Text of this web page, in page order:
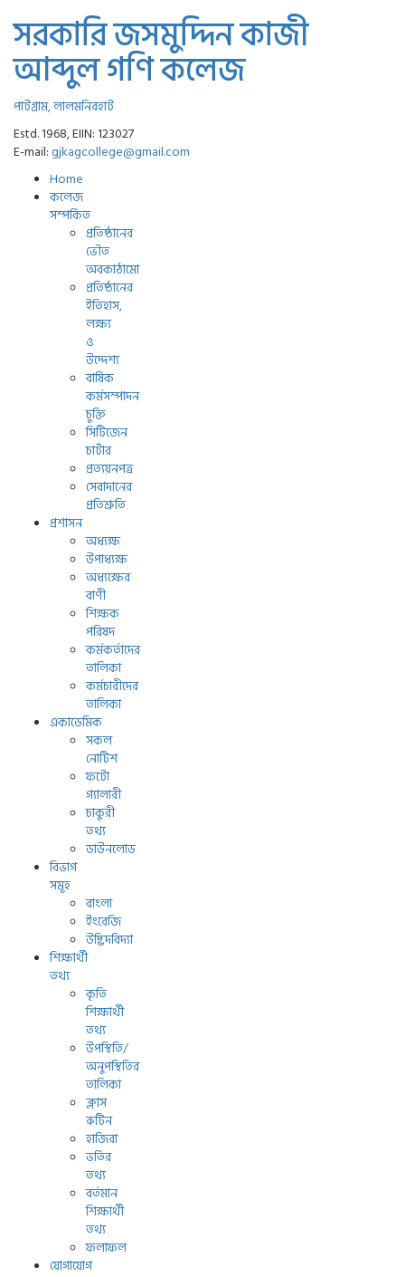
সরকারি জসমুদ্দিন কাজী
আব্দুল গণি কলেজ
পাটগ্রাম, লালমনিরহাট
Estd. 1968, EIIN: 123027
E-mail:gjkagcollege@gmail.com
Home
কলেজ
সম্পর্কিত
প্রতিষ্ঠানের
ভৌত
অবকাঠামো
প্রতিষ্ঠানের
ইতিহাস,
লক্ষ্য
ও
উদ্দেশ্য
বার্ষিক
কর্মসম্পাদন
চুক্তি
সিটিজেন
চার্টার
প্রত্যয়নপত্র
সেবাদানের
প্রতিশ্রুতি
প্রশাসন
অধ্যক্ষ
উপাধ্যক্ষ
অধ্যক্ষের
বাণী
শিক্ষক
পরিষদ
কর্মকর্তাদের
তালিকা
কর্মচারীদের
তালিকা
একাডেমিক
সকল
নোটিশ
ফটো
গ্যালারী
চাকুরী
তথ্য
ডাউনলোড
বিভাগ
সমূহ
বাংলা
ইংরেজি
উদ্ভিদবিদ্যা
শিক্ষার্থী
তথ্য
কৃতি
শিক্ষার্থী
তথ্য
উপস্থিতি/
অনুপস্থিতির
তালিকা
ক্লাস
রুটিন
হাজিরা
ভর্তির
তথ্য
বর্তমান
শিক্ষার্থী
তথ্য
ফলাফল
যোগাযোগ